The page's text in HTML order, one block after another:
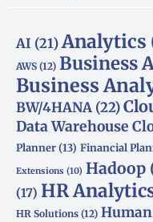
AI (21) Analytics
AWS (12) Business
Business
BW/4HANA (22)
Data Warehouse
Planner(13) Financial
Extensions (10) Hadoop
(17) HR
HR Solutions (12) Human